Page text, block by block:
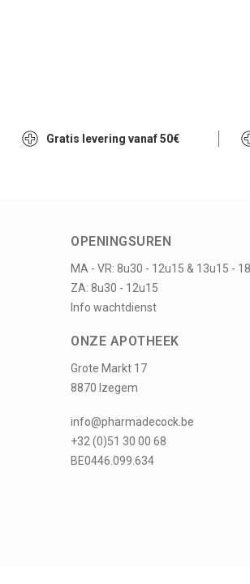
Gratis levering vanaf 50€
OPENINGSUREN
MA - VR: 8u30 - 12u15 & 13u15 -
ZA: 8u30 - 12u15
Info wachtdienst
ONZE APOTHEEK
Grote Markt 17
8870 Izegem
info@pharmadecock.be
+32 (0)51 30 00 68
BE0446.099.634